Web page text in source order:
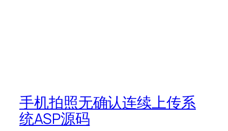
手机拍照无确认连续上传系
统ASP源码